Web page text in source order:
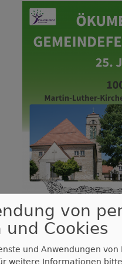
von
und Cookies
und Anwendungen
weitere Informationen